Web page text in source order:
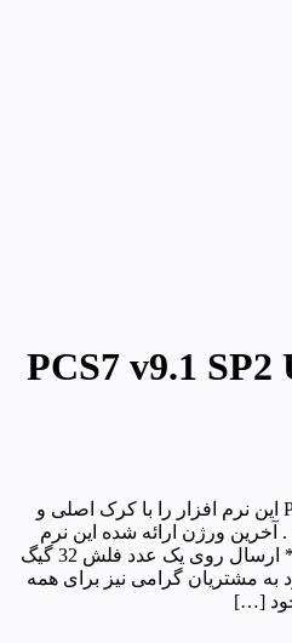
نرم افزار PCS7 v9.1 SP2 UC07 این نرم افزار را با کرک اصلی و
. آخرین ورژن ارائه شده این نرم
افزار توسط شرکت زیمنس *** ارسال روی یک عدد فلش 32 گیگ
به مشتریان گرامی نیز برای همه